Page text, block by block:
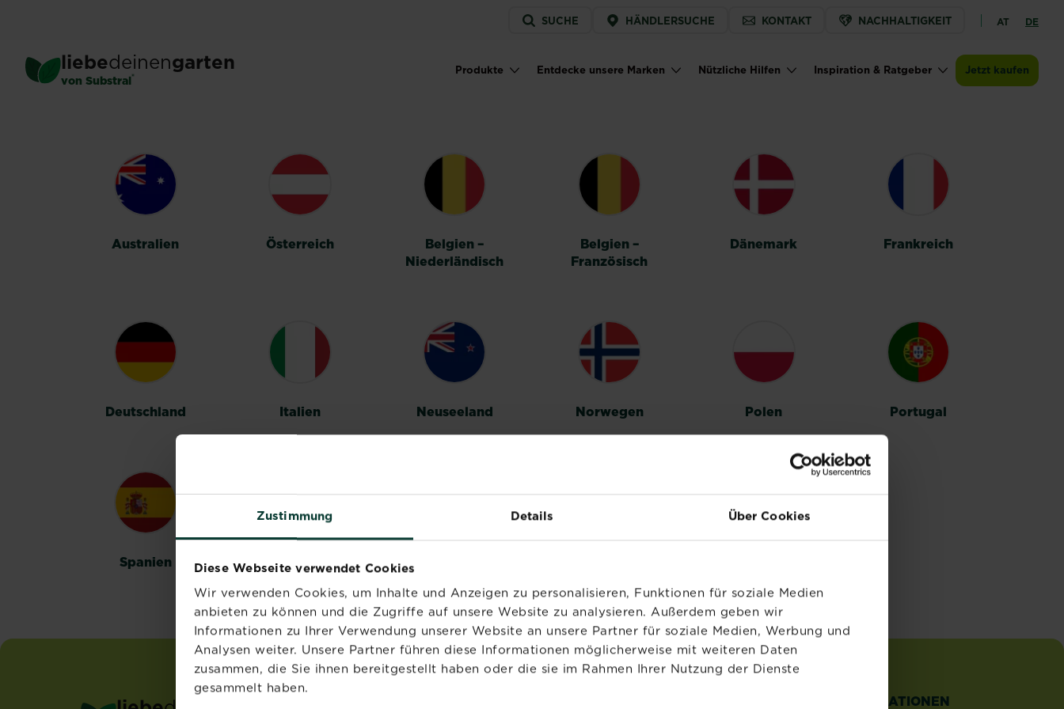
Zustimmung Details Über Cookies
Diese Webseite verwendet Cookies
Wir verwenden Cookies, um Inhalte und Anzeigen zu personalisieren, Funktionen für soziale Medien
anbieten zu können und die Zugriffe auf unsere Website zu analysieren. Außerdem geben wir
Informationen zu Ihrer Verwendung unserer Website an unsere Partner für soziale Medien, Werbung und
Analysen weiter. Unsere Partner führen diese Informationen möglicherweise mit weiteren Daten
zusammen, die Sie ihnen bereitgestellt haben oder die sie im Rahmen Ihrer Nutzung der Dienste
gesammelt haben.
content
Service
menu
SUCHE HÄNDLERSUCHE KONTAKT NACHHALTIGKEIT AT DE
liebedeinengarten
von Substral® Main navigation
Produkte Entdecke unsere Marken Nützliche Hilfen Inspiration & Ratgeber Jetzt kaufen
Australien Österreich
Belgien –
Niederländisch
Belgien –
Französisch
Dänemark Frankreich
Deutschland Italien Neuseeland Norwegen Polen Portugal
Spanien Schweden
INFORMATIONEN